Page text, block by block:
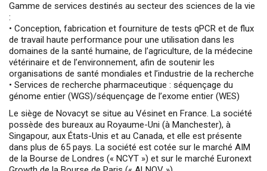
Gamme de services destinés au secteur des sciences de la vie
:
• Conception, fabrication et fourniture de tests qPCR et de flux
de travail haute performance pour une utilisation dans les
domaines de la santé humaine, de l’agriculture, de la médecine
vétérinaire et de l’environnement, afin de soutenir les
organisations de santé mondiales et l’industrie de la recherche
• Services de recherche pharmaceutique : séquençage du
génome entier (WGS)/séquençage de l’exome entier (WES)
Le siège de Novacyt se situe au Vésinet en France. La société
possède des bureaux au Royaume-Uni (à Manchester), à
Singapour, aux États-Unis et au Canada, et elle est présente
dans plus de 65 pays. La société est cotée sur le marché AIM
de la Bourse de Londres (« NCYT ») et sur le marché Euronext